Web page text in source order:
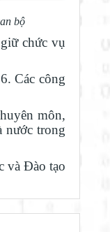
bộ
chức vụ
Các công
môn,
nước trong
và Đào tạo